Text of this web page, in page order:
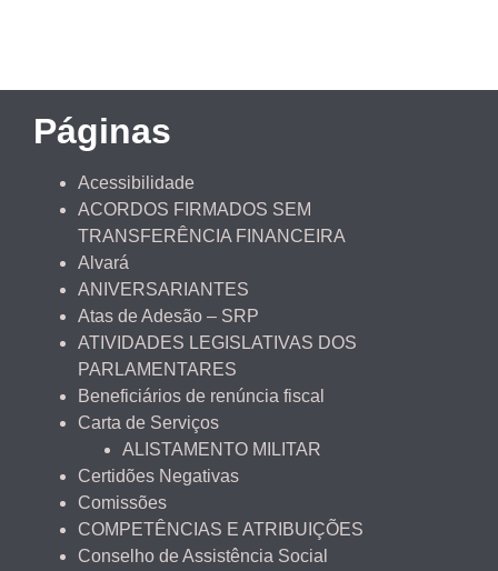
Páginas
Acessibilidade
ACORDOS FIRMADOS SEM
TRANSFERÊNCIA FINANCEIRA
Alvará
ANIVERSARIANTES
Atas de Adesão – SRP
ATIVIDADES LEGISLATIVAS DOS
PARLAMENTARES
Beneficiários de renúncia fiscal
Carta de Serviços
ALISTAMENTO MILITAR
Certidões Negativas
Comissões
COMPETÊNCIAS E ATRIBUIÇÕES
Conselho de Assistência Social